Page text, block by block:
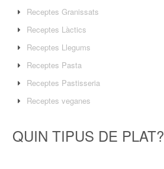
Receptes Granissats
Receptes Làctics
Receptes Llegums
Receptes Pasta
Receptes Pastisseria
Receptes veganes
QUIN TIPUS DE PLAT?